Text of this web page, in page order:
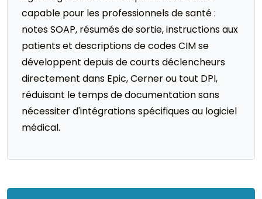
capable pour les professionnels de santé :
notes SOAP, résumés de sortie, instructions aux
patients et descriptions de codes CIM se
développent depuis de courts déclencheurs
directement dans Epic, Cerner ou tout DPI,
réduisant le temps de documentation sans
nécessiter d'intégrations spécifiques au logiciel
médical.